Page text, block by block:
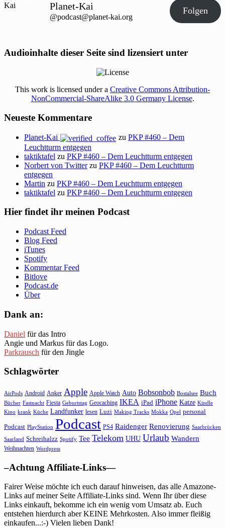
Planet-Kai
@podcast@planet-kai.org
Folgen
Audioinhalte dieser Seite sind lizensiert unter
This work is licensed under a Creative Commons Attribution-
NonCommercial-ShareAlike 3.0 Germany License.
Neueste Kommentare
Planet-Kai zuPKP #460 – Dem
Leuchtturm entgegen
taktiktafel zu PKP #460 – Dem Leuchtturm entgegen
Norbert von Twitterzu PKP #460 – Dem Leuchtturm
entgegen
Martin zu PKP #460 – Dem Leuchtturm entgegen
taktiktafel zu PKP #460 – Dem Leuchtturm entgegen
Hier findet ihr meinen Podcast
Podcast Feed
Blog Feed
iTunes
Spotify
Kommentar Feed
Bitlove
Podcast.de
Über
Dank an:
Daniel für das Intro
Angie und Markus für das Logo.
Parkrausch für den Jingle
Schlagwörter
AirPods Android Anker Apple Apple Watch Auto Bobsonbob Bostalsee Buch
Bücher Fastnacht Fiesta Geburtstag Geocaching IKEA iPad iPhone Katze Kindle
Kino krank Küche Landfunker lesen Luzi Making Tracks Mokka Opel personal
Podcast PlayStation Podcast PS4 Raidenger Renovierung Saarbrücken
Saarland Schreihalzz Spotify Tee Telekom UHU Urlaub Wandern
Weihnachten Wordpress
–Achtung Affiliate-Links—
Fairer Weise möchte ich euch darauf hinweisen, das alle Amazone-
Links auf meiner Seite Affiliate-Links sind. Wenn Ihr über diese
Links einkauft, bekomme ich ein wenig vom Umsatz ab. Euch
entstehen hierdurch aber KEINE Mehrkosten. Also immer fleißig
einkaufen...:-) Vielen lieben Dank!